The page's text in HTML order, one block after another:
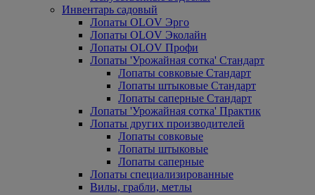
Инвентарь садовый
Лопаты OLOV Эрго
Лопаты OLOV Эколайн
Лопаты OLOV Профи
Лопаты 'Урожайная сотка' Стандарт
Лопаты совковые Стандарт
Лопаты штыковые Стандарт
Лопаты саперные Стандарт
Лопаты 'Урожайная сотка' Практик
Лопаты других производителей
Лопаты совковые
Лопаты штыковые
Лопаты саперные
Лопаты специализированные
Вилы, грабли, метлы